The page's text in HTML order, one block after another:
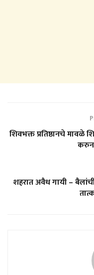
शिवभक्त प्रतिष्ठानचे मावळे
करुन
शहरात अवैध गायी –